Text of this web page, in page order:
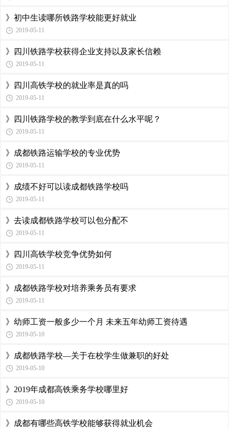
》初中生读哪所铁路学校能更好就业
2019-05-11
》四川铁路学校获得企业支持以及家长信赖
2019-05-11
》四川高铁学校的就业率是真的吗
2019-05-11
》四川铁路学校的教学到底在什么水平呢？
2019-05-11
》成都铁路运输学校的专业优势
2019-05-11
》成绩不好可以读成都铁路学校吗
2019-05-11
》去读成都铁路学校可以包分配不
2019-05-11
》四川高铁学校竞争优势如何
2019-05-11
》成都铁路学校对培养乘务员有要求
2019-05-11
》幼师工资一般多少一个月 未来五年幼师工资待遇
2019-05-10
》成都铁路学校—关于在校学生做兼职的好处
2019-05-10
》2019年成都高铁乘务学校哪里好
2019-05-10
》成都有哪些高铁学校能够获得就业机会